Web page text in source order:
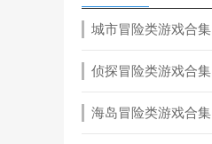
城市冒险类游戏合集
侦探冒险类游戏合集
海岛冒险类游戏合集